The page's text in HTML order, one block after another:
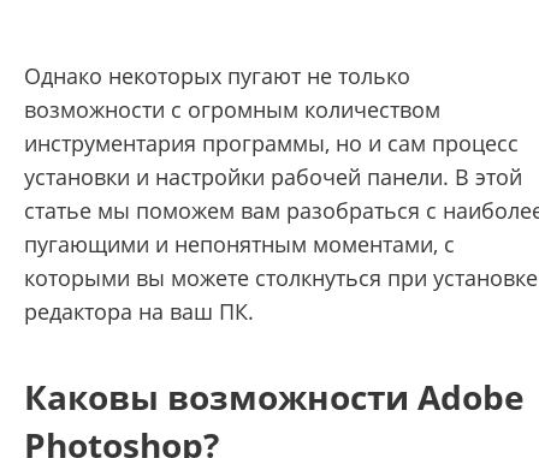
Однако некоторых пугают не только
возможности с огромным количеством
инструментария программы, но и сам процесс
установки и настройки рабочей панели. В этой
статье мы поможем вам разобраться с
пугающими и непонятным моментами, с
которыми вы можете столкнуться при установке
редактора на ваш ПК.
Каковы возможности Adobe
Photoshop?